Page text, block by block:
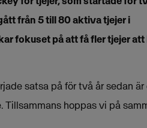
från 5 till 80 aktiva tjejer i
fokuset på att få fler tjejer
satsa på för två år sedan är
hoppas vi på